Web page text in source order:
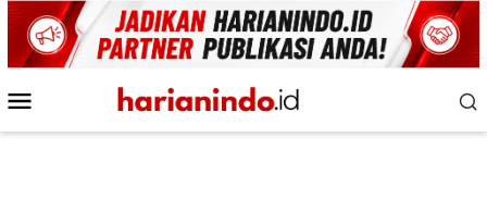
Loncat
ke
konten
Mobile